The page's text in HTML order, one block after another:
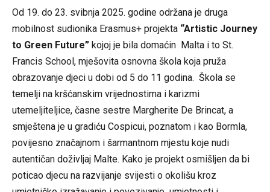
Od 19. do 23. svibnja 2025. godine održana je druga
mobilnost sudionika Erasmus+ projekta “Artistic Journey
to Green Future” kojoj je bila domaćin Malta i to St.
Francis School, mješovita osnovna škola koja pruža
obrazovanje djeci u dobi od 5 do 11 godina. Škola se
temelji na kršćanskim vrijednostima i karizmi
utemeljiteljice, časne sestre Margherite De Brincat, a
smještena je u gradiću Cospicui, poznatom i kao Bormla,
povijesno značajnom i šarmantnom mjestu koje nudi
autentičan doživljaj Malte. Kako je projekt osmišljen da bi
poticao djecu na razvijanje svijesti o okolišu kroz